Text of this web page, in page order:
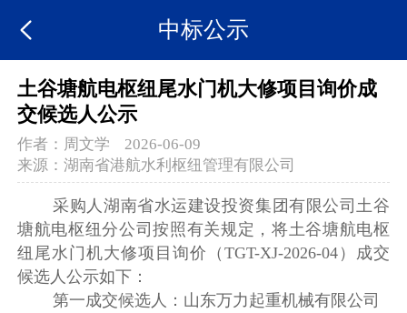
中标公示
土谷塘航电枢纽尾水门机大修项目询价成
交候选人公示
作者： 周文学
2026-06-09
来源：湖南省港航水利枢纽管理有限公司
采购人湖南省水运建设投资集团有限公司土谷
塘航电枢纽分公司按照有关规定，将土谷塘航电枢
纽尾水门机大修项目询价（TGT-XJ-2026-04）成交
候选人公示如下：
第一成交候选人：山东万力起重机械有限公司